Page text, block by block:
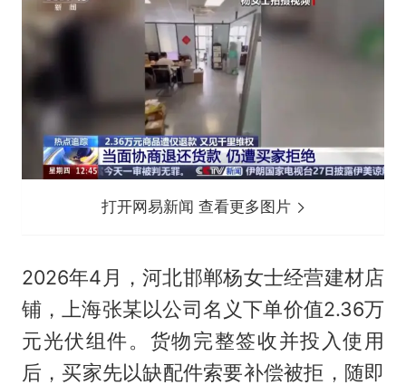
打开网易新闻 查看更多图片
2026年4月，河北邯郸杨女士经营建材店
铺，上海张某以公司名义下单价值2.36万
元光伏组件。货物完整签收并投入使用
后，买家先以缺配件索要补偿被拒，随即